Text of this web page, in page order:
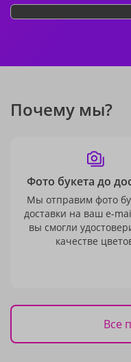
Почему мы?
Фото букета до
Мы отправим фото
доставки на ваш e-
вы смогли
качестве
Все